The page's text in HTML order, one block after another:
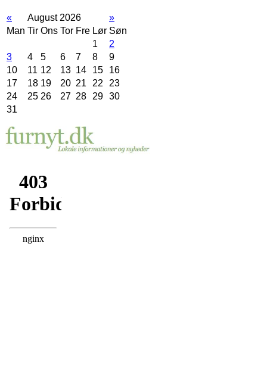
« August 2026
»
Man Tir Ons Tor Fre Lør Søn
1
2
3
4 5 6 7 8
9
10
11 12 13 14 15
16
17
18 19 20 21 22
23
24
25 26 27 28 29 30
31